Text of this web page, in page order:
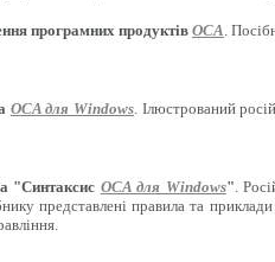
програмних продуктівOCA.
OCA для Windows. Ілюстрований
"Синтаксис OCA для Windows".
представлені правила та